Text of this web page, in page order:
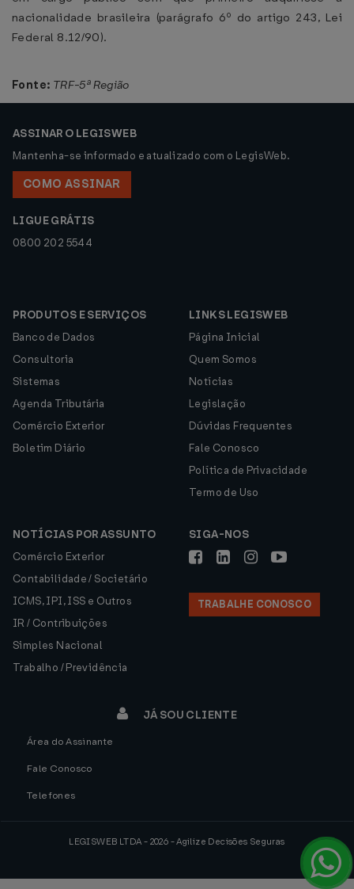
nacionalidade brasileira (parágrafo 6º do artigo 243, Lei
Federal 8.12/90).
Fonte: TRF-5ª Região
ASSINAR O LEGISWEB
Mantenha-se informado e atualizado com o LegisWeb.
COMO ASSINAR
LIGUE GRÁTIS
0800 202 5544
PRODUTOS E SERVIÇOS
Banco de Dados
Consultoria
Sistemas
Agenda Tributária
Comércio Exterior
Boletim Diário
LINKS LEGISWEB
Página Inicial
Quem Somos
Notícias
Legislação
Dúvidas Frequentes
Fale Conosco
Política de Privacidade
Termo de Uso
NOTÍCIAS POR ASSUNTO
Comércio Exterior
Contabilidade / Societário
ICMS, IPI, ISS e Outros
IR / Contribuições
Simples Nacional
Trabalho / Previdência
SIGA-NOS
TRABALHE CONOSCO
JÁ SOU CLIENTE
Área do Assinante
Fale Conosco
Telefones
LEGISWEB LTDA - 2026 - Agilize Decisões Seguras